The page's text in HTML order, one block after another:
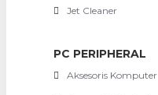
Jet Cleaner
PC PERIPHERAL
Aksesoris Komputer